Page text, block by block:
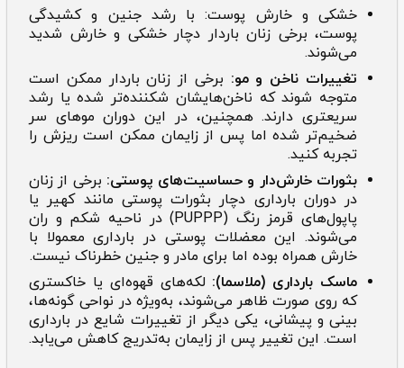
خشکی و خارش پوست: با رشد جنین و کشیدگی
پوست، برخی زنان باردار دچار خشکی و خارش شدید
می‌شوند.
تغییرات ناخن و مو: برخی از زنان باردار ممکن است
متوجه شوند که ناخن‌هایشان شکننده‌تر شده یا رشد
سریعتری دارند. همچنین، در این دوران موهای سر
ضخیم‌تر شده اما پس از زایمان ممکن است ریزش را
تجربه کنید.
بثورات خارش‌دار و حساسیت‌های پوستی: برخی از زنان
در دوران بارداری دچار بثورات پوستی مانند کهیر یا
پاپول‌های قرمز رنگ (PUPPP) در ناحیه شکم و ران
می‌شوند. این معضلات پوستی در بارداری معمولا با
خارش همراه بوده اما برای مادر و جنین خطرناک نیست.
ماسک بارداری (ملاسما): لکه‌های قهوه‌ای یا خاکستری
که روی صورت ظاهر می‌شوند، به‌ویژه در نواحی گونه‌ها،
بینی و پیشانی، یکی دیگر از تغییرات شایع در بارداری
است. این تغییر پس از زایمان به‌تدریج کاهش می‌یابد.